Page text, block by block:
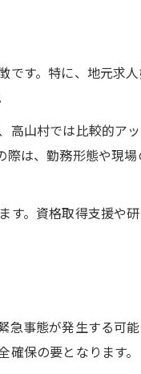
す。特に、地元求
山村では比較的ア
は、勤務形態や現
。資格取得支援や
事態が発生する可
保の要となります。